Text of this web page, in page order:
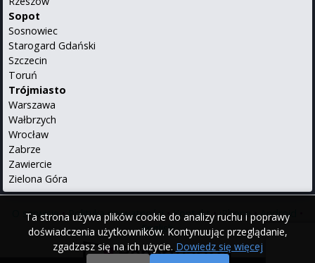
Ta strona używa plików cookie do analizy ruchu i poprawy
doświadczenia użytkowników. Kontynuując przeglądanie,
zgadzasz się na ich użycie. Dowiedz się więcej
Sopot
Sosnowiec
Starogard Gdański
Szczecin
Toruń
Trójmiasto
Warszawa
Wałbrzych
Wrocław
Zabrze
Zawiercie
Zielona Góra
O serwisie•Polityka prywatności•Kontakt•iPhone•Android
English